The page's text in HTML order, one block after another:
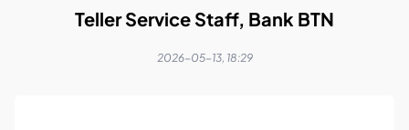
Teller Service Staff, Bank BTN
2026-05-13, 18:29